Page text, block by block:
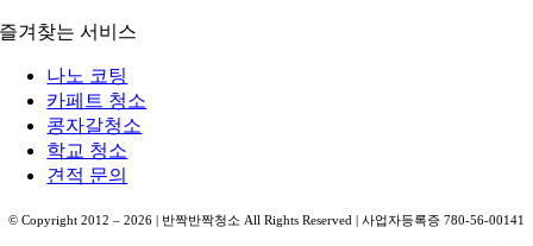
즐겨찾는 서비스
나노 코팅
카페트 청소
콩자갈청소
학교 청소
견적 문의
© Copyright 2012 – 2026 | 반짝반짝청소 All Rights Reserved | 사업자등록증 780-56-00141